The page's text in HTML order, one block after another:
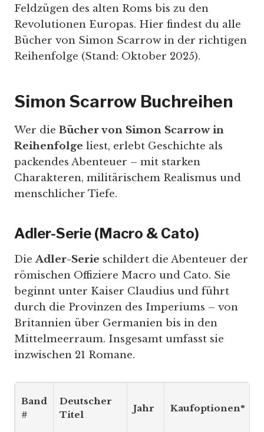
Feldzügen des alten Roms bis zu den
Revolutionen Europas. Hier findest du alle
Bücher von Simon Scarrow in der richtigen
Reihenfolge (Stand: Oktober 2025).
Simon Scarrow Buchreihen
Wer die Bücher von Simon Scarrow in
Reihenfolge liest, erlebt Geschichte als
packendes Abenteuer – mit starken
Charakteren, militärischem Realismus und
menschlicher Tiefe.
Adler-Serie (Macro & Cato)
DieAdler-Serie schildert die Abenteuer der
römischen Offiziere Macro und Cato. Sie
beginnt unter Kaiser Claudius und führt
durch die Provinzen des Imperiums – von
Britannien über Germanien bis in den
Mittelmeerraum. Insgesamt umfasst sie
inzwischen 21 Romane.
Band
#
Deutscher
Titel
Jahr Kaufoptionen*